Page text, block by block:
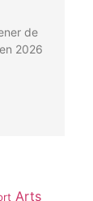
de
2026
Arts